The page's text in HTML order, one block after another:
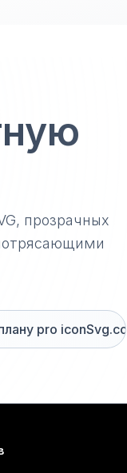
прозрачных
pro iconSvg.co